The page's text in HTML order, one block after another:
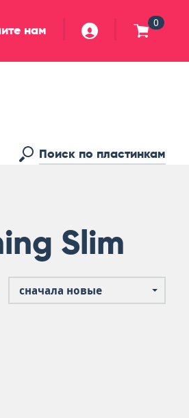
нам 0
Slim
сначала новые